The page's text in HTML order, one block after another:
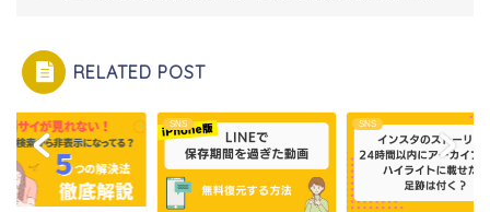
RELATED POST
SNS SNS